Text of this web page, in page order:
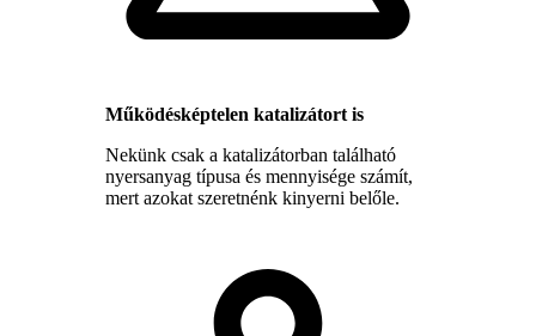
Működésképtelen katalizátort is
Nekünk csak a katalizátorban található
nyersanyag típusa és mennyisége számít,
mert azokat szeretnénk kinyerni belőle.